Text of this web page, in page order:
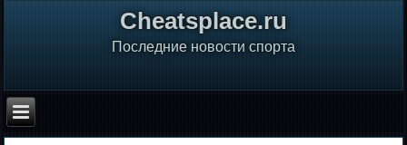
Сheatsplace.ru
Последние новости спорта